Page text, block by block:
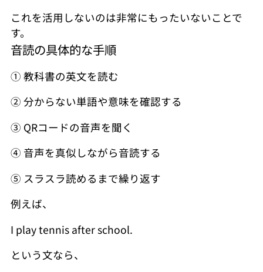
これを活用しないのは非常にもったいないことで
す。
音読の具体的な手順
① 教科書の英文を読む
② 分からない単語や意味を確認する
③ QRコードの音声を聞く
④ 音声を真似しながら音読する
⑤ スラスラ読めるまで繰り返す
例えば、
I play tennis after school.
という文なら、